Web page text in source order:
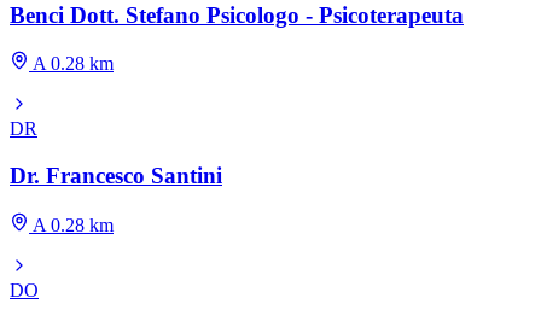
Benci Dott. Stefano Psicologo - Psicoterapeuta
A 0.28 km
DR
Dr. Francesco Santini
A 0.28 km
DO